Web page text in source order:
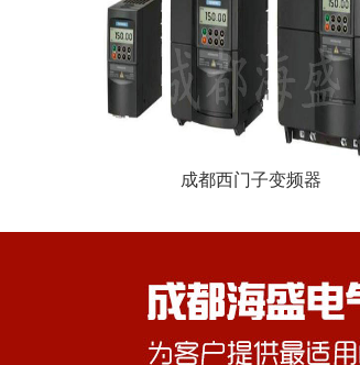
成都西门子变频器